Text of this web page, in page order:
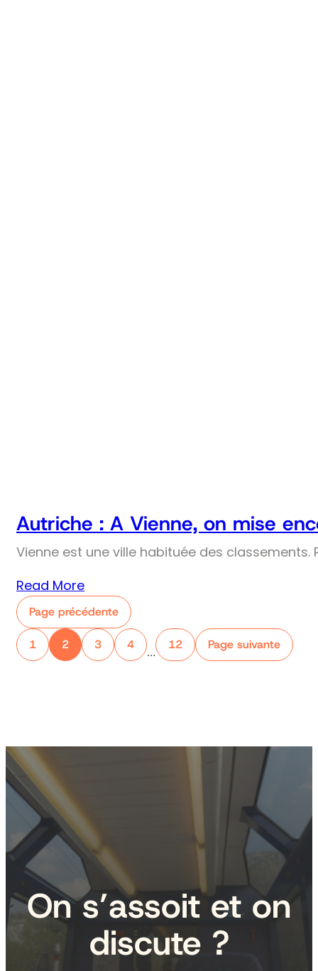
Autriche : A Vienne, on mise
Vienne est une ville habituée des
Read More
Page précédente
1 2 3 4
…
12 Page suivante
On s’assoit et on
discute ?